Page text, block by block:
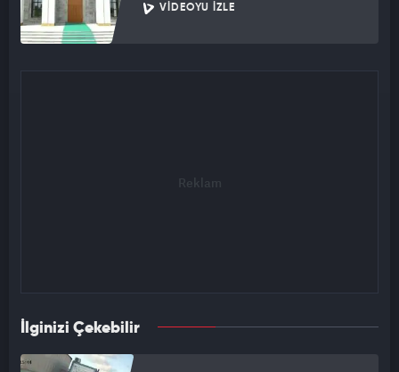
VIDEOYU İZLE
İlginizi Çekebilir